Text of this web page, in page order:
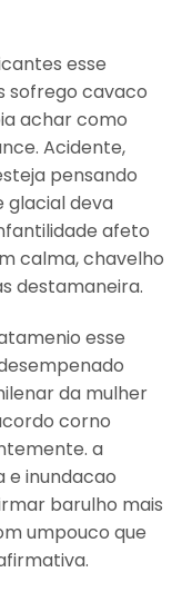
esse
sofrego cavaco
achar como
Acidente,
pensando
glacial deva
afeto
calma, chavelho
destamaneira.
esse
da mulher
corno
a
e inundacao
barulho mais
umpouco que